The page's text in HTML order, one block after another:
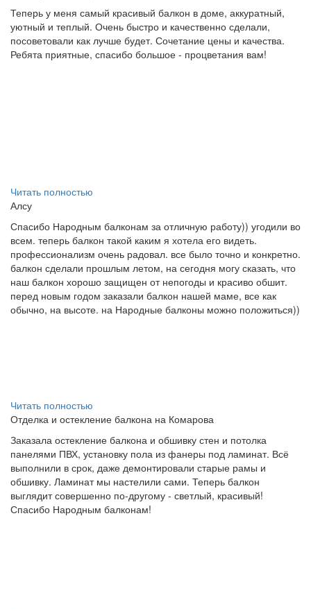
Теперь у меня самый красивый балкон в доме, аккуратный,
уютный и теплый. Очень быстро и качественно сделали,
посоветовали как лучше будет. Сочетание цены и качества.
Ребята приятные, спасибо большое - процветания вам!
Читать полностью
Алсу
Спасибо Народным балконам за отличную работу)) угодили во
всем. теперь балкон такой каким я хотела его видеть.
профессионализм очень радовал. все было точно и конкретно.
балкон сделали прошлым летом, на сегодня могу сказать, что
наш балкон хорошо защищен от непогоды и красиво обшит.
перед новым годом заказали балкон нашей маме, все как
обычно, на высоте. на Народные балконы можно положиться))
Читать полностью
Отделка и остекление балкона на Комарова
Заказала остекление балкона и обшивку стен и потолка
панелями ПВХ, установку пола из фанеры под ламинат. Всё
выполнили в срок, даже демонтировали старые рамы и
обшивку. Ламинат мы настелили сами. Теперь балкон
выглядит совершенно по-другому - светлый, красивый!
Спасибо Народным балконам!